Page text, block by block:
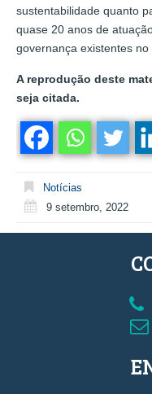
sustentabilidade quanto
quase 20 anos de
governança existentes no
A reprodução deste
seja citada.
Notícias
9 setembro, 2022